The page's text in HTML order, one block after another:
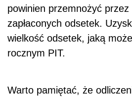
powinien przemnożyć przez
zapłaconych odsetek.
wielkość odsetek, jaką
rocznym PIT.
Warto pamiętać, że